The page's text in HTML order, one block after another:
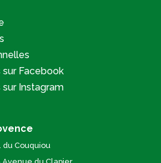
Facebook
Instagram
du Couquiou